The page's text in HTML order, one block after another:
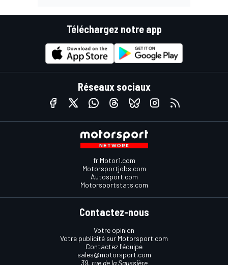
Téléchargez notre app
Réseaux sociaux
fr.Motor1.com
Motorsportjobs.com
Autosport.com
Motorsportstats.com
Contactez-nous
Votre opinion
Votre publicité sur Motorsport.com
Contactez l'équipe
sales@motorsport.com
39, rue de la Saussière